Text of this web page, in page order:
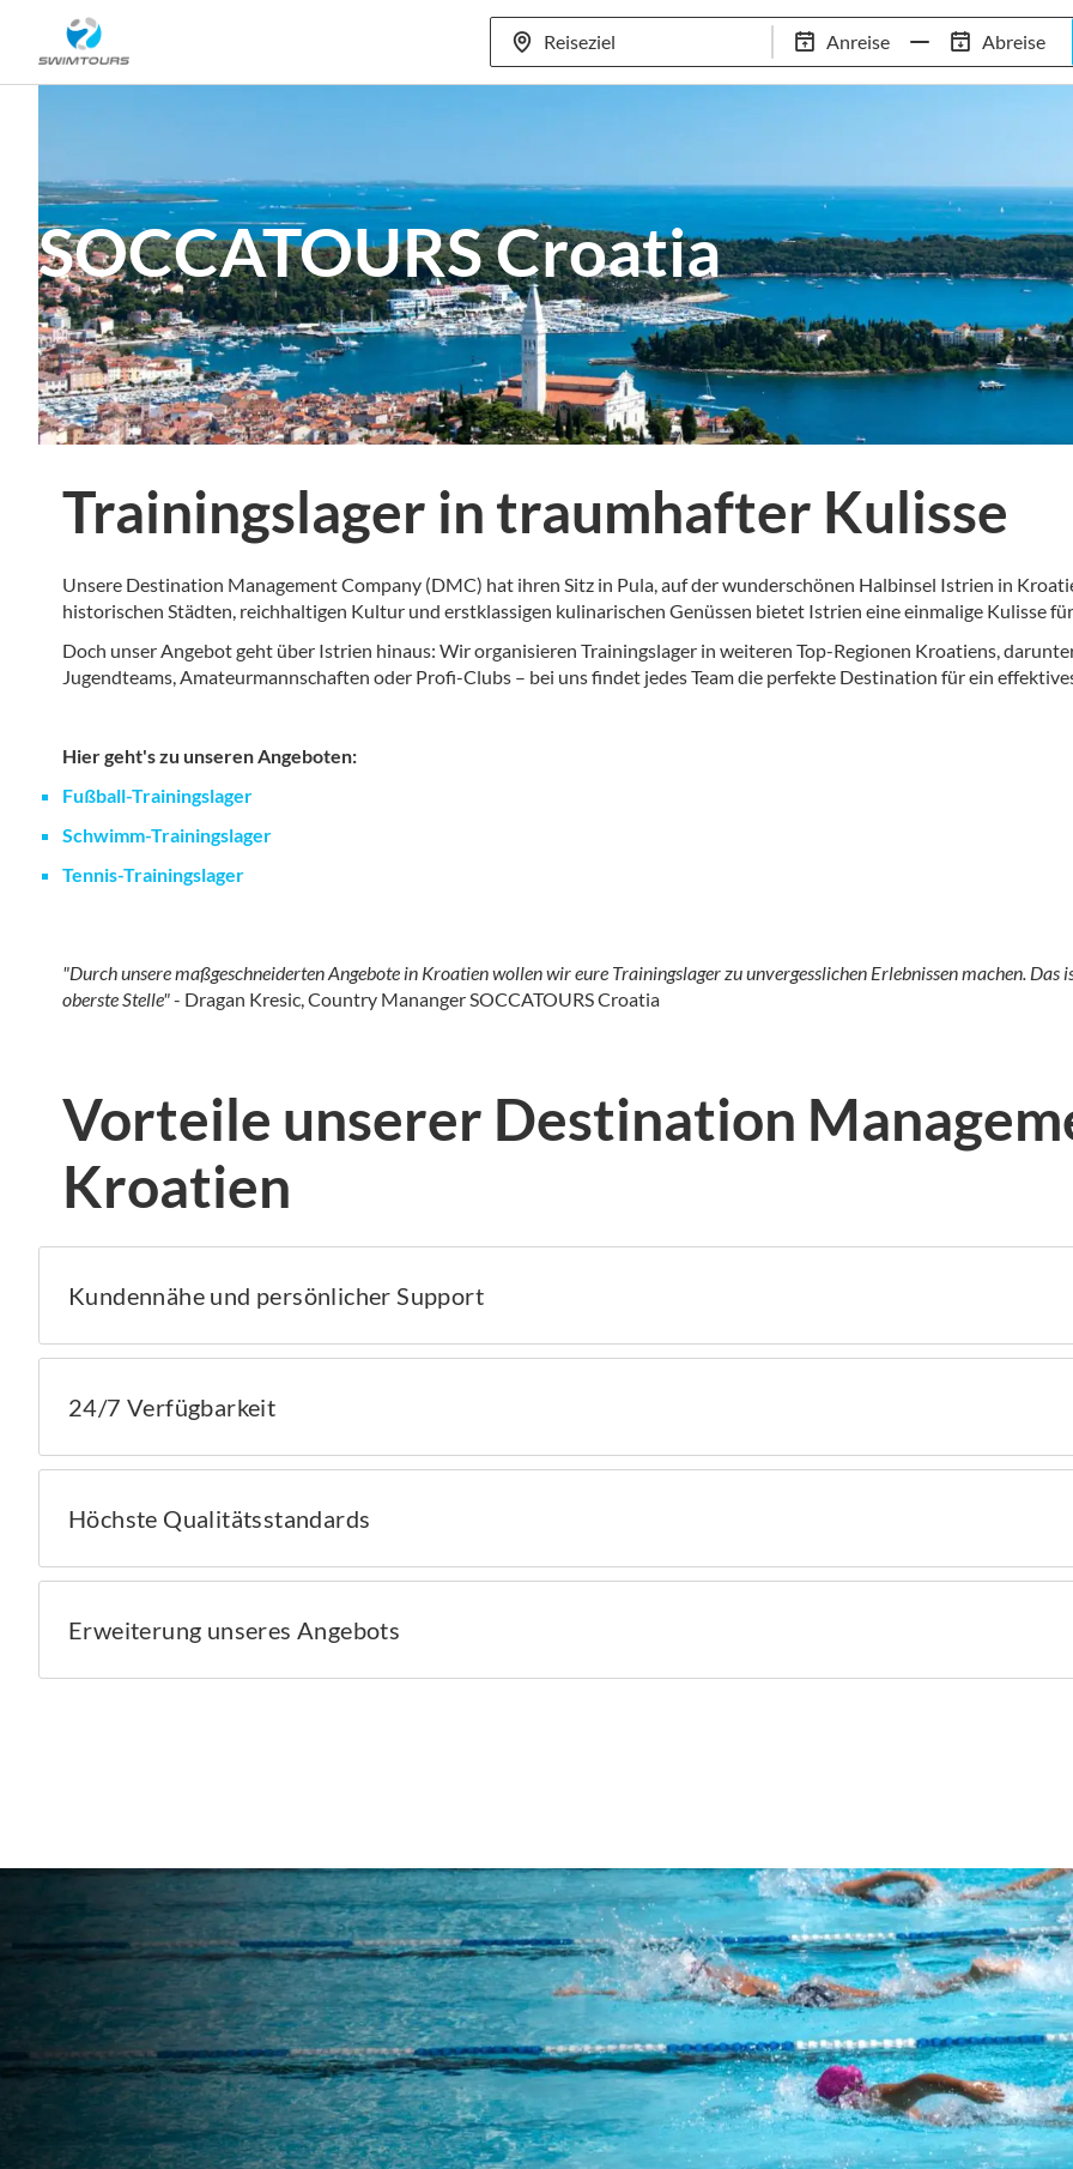
Anreise Abreise
Mehr als 80 Standorte 97,8% Weiterempfehlungsrate 20+ Jahre
SOCCATOURS Croatia
Trainingslager in traumhafter Kulisse
Unsere Destination Management Company (DMC) hat ihren Sitz in Pula, auf der wunderschönen Halbinsel Istrien in
historischen Städten, reichhaltigen Kultur und erstklassigen kulinarischen Genüssen bietet Istrien eine einmalige Kulisse
Doch unser Angebot geht über Istrien hinaus: Wir organisieren Trainingslager in weiteren Top-Regionen Kroatiens,
Jugendteams, Amateurmannschaften oder Profi-Clubs – bei uns findet jedes Team die perfekte Destination für ein
Hier geht's zu unseren Angeboten:
Fußball-Trainingslager
Schwimm-Trainingslager
Tennis-Trainingslager
"Durch unsere maßgeschneiderten Angebote in Kroatien wollen wir eure Trainingslager zu unvergesslichen Erlebnissen machen. Das
oberste Stelle"- Dragan Kresic, Country Mananger SOCCATOURS Croatia
Vorteile unserer Destination
Kroatien
Kundennähe und persönlicher Support
24/7 Verfügbarkeit
Höchste Qualitätsstandards
Erweiterung unseres Angebots